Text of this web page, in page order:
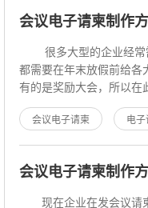
会议电子请柬制作
很多大型的企业经常
都需要在年末放假前给各
有的是奖励大会，所以在
会议电子请柬 电
现在企业在发会议请